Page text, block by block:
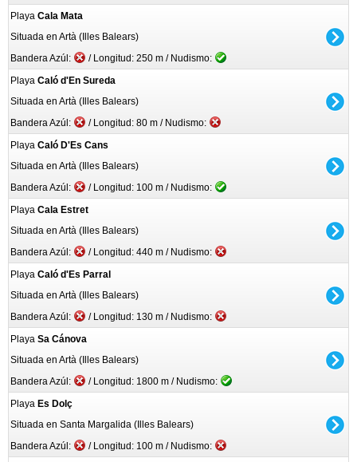
Playa Cala Mata
Situada en Artà (Illes Balears)
Bandera Azúl:
/ Longitud: 250 m / Nudismo:
Playa Caló d'En Sureda
Situada en Artà (Illes Balears)
Bandera Azúl:
/ Longitud: 80 m / Nudismo:
Playa Caló D'Es Cans
Situada en Artà (Illes Balears)
Bandera Azúl:
/ Longitud: 100 m / Nudismo:
Playa Cala Estret
Situada en Artà (Illes Balears)
Bandera Azúl:
/ Longitud: 440 m / Nudismo:
Playa Caló d'Es Parral
Situada en Artà (Illes Balears)
Bandera Azúl:
/ Longitud: 130 m / Nudismo:
Playa Sa Cánova
Situada en Artà (Illes Balears)
Bandera Azúl:
/ Longitud: 1800 m / Nudismo:
Playa Es Dolç
Situada en Santa Margalida (Illes Balears)
Bandera Azúl:
/ Longitud: 100 m / Nudismo: